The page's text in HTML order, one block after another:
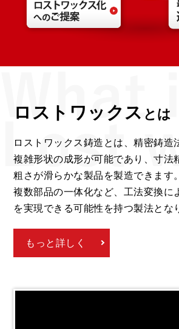
ロストワックス とは
ロストワックス鋳造とは、精密鋳造
複雑形状の成形が可能であり、寸法
粗さが滑らかな製品を製造できます。
複数部品の一体化など、工法変換に
を実現できる可能性を持つ製法とな
もっと詳しく